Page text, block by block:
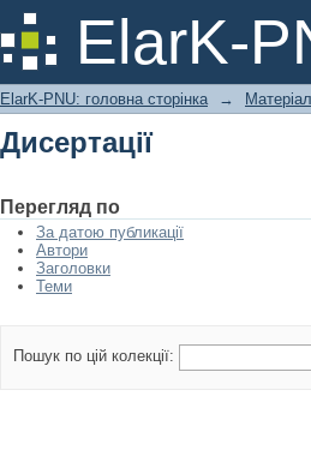
ElarK-
Дисертації
ElarK-PNU: головна сторінка →
Дисертації
Перегляд по
За датою публикації
Автори
Заголовки
Теми
Пошук по цій колекції: